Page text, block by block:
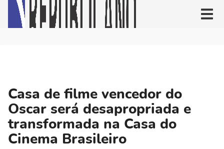
Casa de filme vencedor do
Oscar será desapropriada e
transformada na Casa do
Cinema Brasileiro